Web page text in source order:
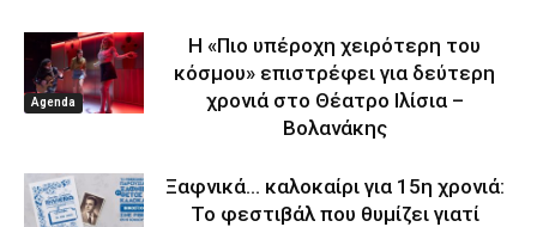
Agenda
Η «Πιο υπέροχη χειρότερη του
κόσμου» επιστρέφει για δεύτερη
χρονιά στο Θέατρο Ιλίσια –
Βολανάκης
Ξαφνικά… καλοκαίρι για 15η χρονιά:
Το φεστιβάλ που θυμίζει γιατί